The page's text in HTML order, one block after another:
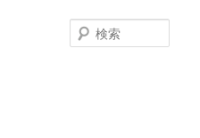
索